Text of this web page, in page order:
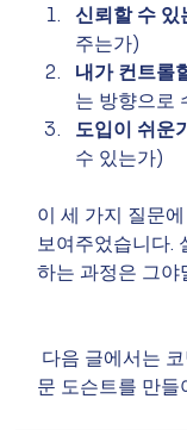
신뢰할 수 있
주는가)
내가 컨트롤
는 방향으로
도입이 쉬운
수 있는가)
이 세 가지 질문
보여주었습니다.
하는 과정은 그
다음 글에서는
문 도슨트를 만들